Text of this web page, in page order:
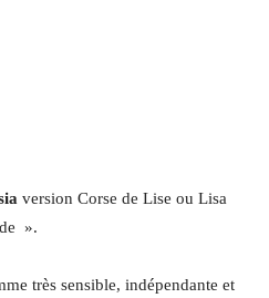
version Corse de Lise ou Lisa
».
très sensible, indépendante et